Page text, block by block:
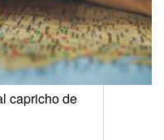
capricho de